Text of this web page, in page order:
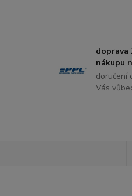
doprava
nákupu
doručení
Vás